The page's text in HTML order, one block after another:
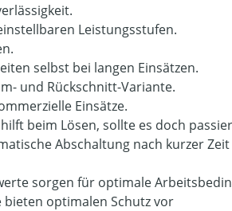
Leistungsstufen.
selbst bei langen Einsätzen.
und Rückschnitt-Variante.
Einsätze.
beim Lösen, sollte es doch
Abschaltung nach kurzer
sorgen für optimale
bieten optimalen Schutz vor